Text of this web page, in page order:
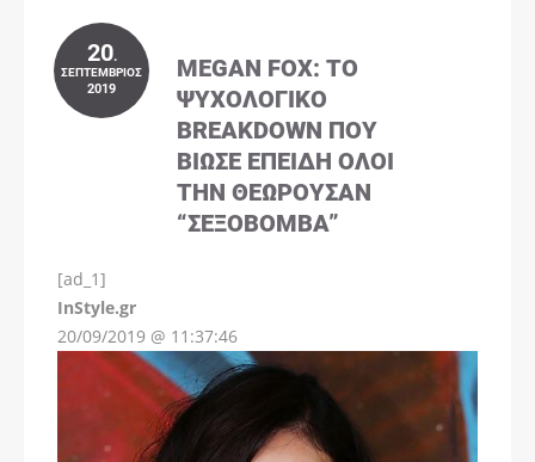
20.
ΣΕΠΤΈΜΒΡΙΟΣ
2019
MEGAN FOX: ΤΟ
ΨΥΧΟΛΟΓΙΚΌ
BREAKDOWN ΠΟΥ
ΒΊΩΣΕ ΕΠΕΙΔΉ ΌΛΟΙ
ΤΗΝ ΘΕΩΡΟΎΣΑΝ
“ΣΕΞΟΒΌΜΒΑ”
[ad_1]
InStyle.gr
20/09/2019 @ 11:37:46